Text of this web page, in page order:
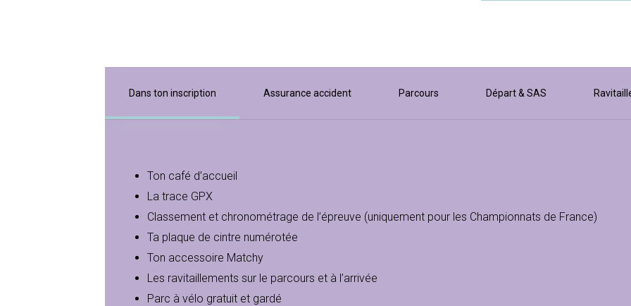
Dans ton inscription Assurance accident Parcours Départ & SAS
Ton café d’accueil
La trace GPX
Classement et chronométrage de l’épreuve (uniquement pour les Championnats de France)
Ta plaque de cintre numérotée
Ton accessoire Matchy
Les ravitaillements sur le parcours et à l’arrivée
Parc à vélo gratuit et gardé